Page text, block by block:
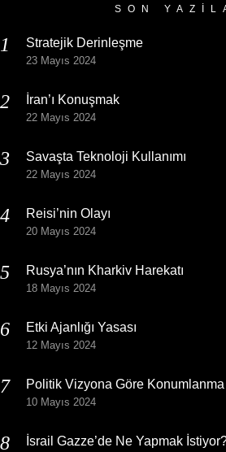
SON
Stratejik Derinleşme
23 Mayıs 2024
İran’ı Konuşmak
22 Mayıs 2024
Savaşta Teknoloji Kullanımı
22 Mayıs 2024
Reisi’nin Olayı
20 Mayıs 2024
Rusya’nın Kharkiv Harekatı
18 Mayıs 2024
Etki Ajanlığı Yasası
12 Mayıs 2024
Politik Vizyona Göre
10 Mayıs 2024
İsrail Gazze’de Ne Yapmak